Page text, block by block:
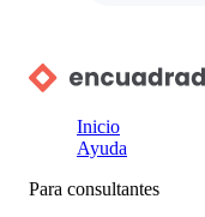
Inicio
Ayuda
Para consultantes